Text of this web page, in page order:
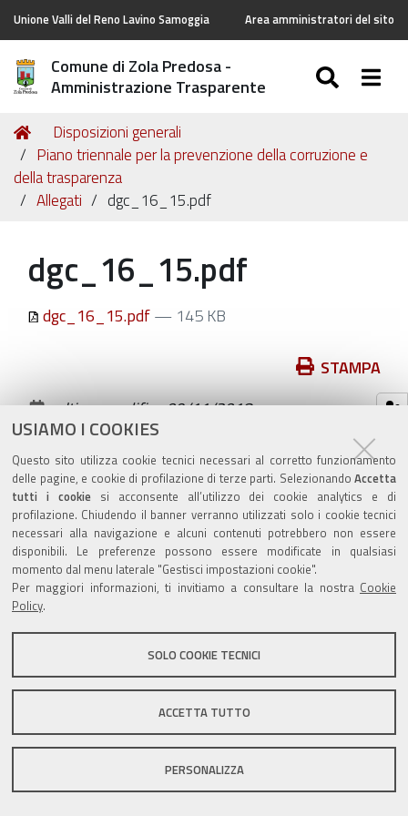
USIAMO I COOKIES
Questo sito utilizza cookie tecnici necessari al corretto funzionamento
delle pagine, e cookie di profilazione di terze parti. Selezionando Accetta
tutti i cookiesi acconsente all’utilizzo dei cookie analytics e di
profilazione. Chiudendo il banner verranno utilizzati solo i cookie tecnici
necessari alla navigazione e alcuni contenuti potrebbero non essere
disponibili. Le preferenze possono essere modificate in qualsiasi
momento dal menu laterale "Gestisci impostazioni cookie".
Per maggiori informazioni, ti invitiamo a consultare la nostra Cookie
Policy.
SOLO COOKIE TECNICI
ACCETTA TUTTO
PERSONALIZZA
Unione Valli del Reno Lavino Samoggia Area amministratori del sito
Comune di Zola Predosa -
Amministrazione Trasparente
Tu
sei
qui:
Home
Disposizioni generali
Piano triennale per la prevenzione della corruzione e
della trasparenza
Allegati
dgc_16_15.pdf
dgc_16_15.pdf
dgc_16_15.pdf— 145 KB
STAMPA
ultima modifica09/11/2018
Valuta questo sito
Sito istituzionale Comune di Zola Predosa
Privacy policy|DPO|Accessibilità